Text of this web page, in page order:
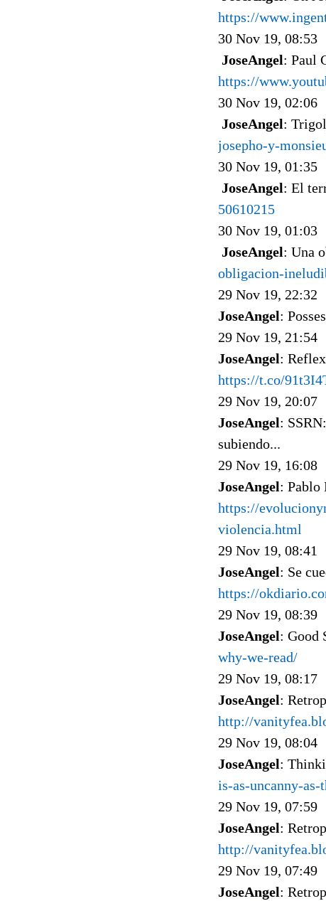
https://
30 Nov 19, 08:53
JoseAngel: Paul
https://
30 Nov 19, 02:06
JoseAngel:
josepho-y-
30 Nov 19, 01:35
JoseAngel: El
50610215
30 Nov 19, 01:03
JoseAngel: Una
obligacion-
29 Nov 19, 22:32
JoseAngel:
29 Nov 19, 21:54
JoseAngel:
https://t.co/
29 Nov 19, 20:07
JoseAngel:
subiendo...
29 Nov 19, 16:08
JoseAngel: Pablo
https://
violencia.html
29 Nov 19, 08:41
JoseAngel: Se
https://
29 Nov 19, 08:39
JoseAngel: Good
why-we-read/
29 Nov 19, 08:17
JoseAngel:
http://
29 Nov 19, 08:04
JoseAngel:
is-as-uncanny-
29 Nov 19, 07:59
JoseAngel:
http://
29 Nov 19, 07:49
JoseAngel: